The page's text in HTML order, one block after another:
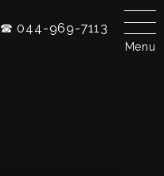
☎ 044-969-7113
Menu